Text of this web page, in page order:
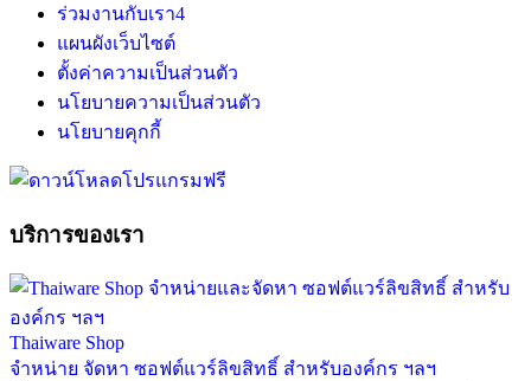
ร่วมงานกับเรา4
แผนผังเว็บไซต์
ตั้งค่าความเป็นส่วนตัว
นโยบายความเป็นส่วนตัว
นโยบายคุกกี้
บริการของเรา
Thaiware Shop
จำหน่าย จัดหา ซอฟต์แวร์ลิขสิทธิ์ สำหรับองค์กร ฯลฯ